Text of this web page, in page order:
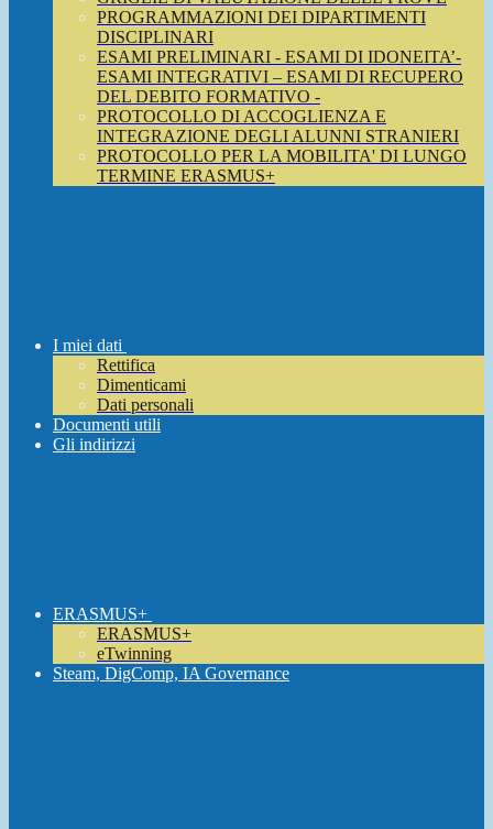
PROGRAMMAZIONI DEI DIPARTIMENTI
DISCIPLINARI
ESAMI PRELIMINARI - ESAMI DI IDONEITA’-
ESAMI INTEGRATIVI – ESAMI DI RECUPERO
DEL DEBITO FORMATIVO -
PROTOCOLLO DI ACCOGLIENZA E
INTEGRAZIONE DEGLI ALUNNI STRANIERI
PROTOCOLLO PER LA MOBILITA' DI LUNGO
TERMINE ERASMUS+
I miei dati
Rettifica
Dimenticami
Dati personali
Documenti utili
Gli indirizzi
ERASMUS+
ERASMUS+
eTwinning
Steam, DigComp, IA Governance